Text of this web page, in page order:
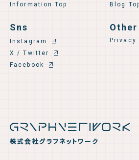
株式会社グラフネットワーク
Information Top Blog
Sns
Instagram
X / Twitter
Facebook
Other
Privacy